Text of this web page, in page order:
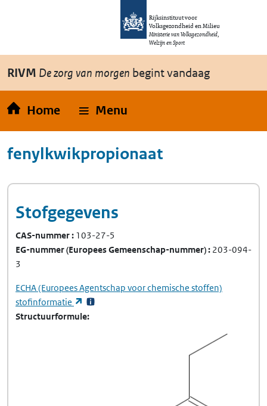
Overslaan en naar de inhoud gaan
Rijksinstituut voor
Volksgezondheid en Milieu
Ministerie van Volksgezondheid,
Welzijn en Sport
RIVM De zorg van morgen begint vandaag
Home Menu
fenylkwikpropionaat
Stofgegevens
CAS-nummer 103-27-5
EG-nummer(Europees Gemeenschap-nummer) 203-094-
3
ECHA(Europees Agentschap voor chemische stoffen)
stofinformatie
(opent in een nieuw tabblad)
Structuurformule